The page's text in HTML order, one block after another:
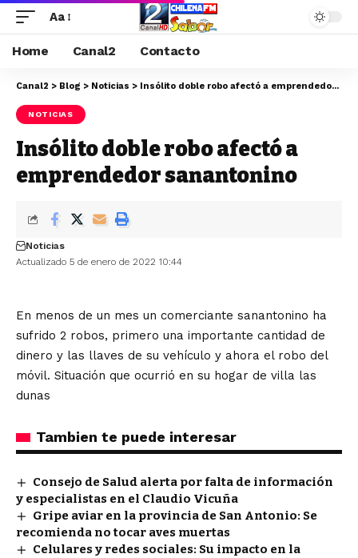
Aa
Home Canal2 Contacto
Canal2 > Blog > Noticias > Insólito doble robo afectó a emprendedor sanantonino
NOTICIAS
Insólito doble robo afectó a
emprendedor sanantonino
Actualizado 5 de enero de 2022 10:44
Noticias
En menos de un mes un comerciante sanantonino ha
sufrido 2 robos, primero una importante cantidad de
dinero y las llaves de su vehículo y ahora el robo del
móvil. Situación que ocurrió en su hogar de villa las
dunas
Tambien te puede interesar
Consejo de Salud alerta por falta de información
y especialistas en el Claudio Vicuña
Gripe aviar en la provincia de San Antonio: Se
recomienda no tocar aves muertas
Celulares y redes sociales: Su impacto en la